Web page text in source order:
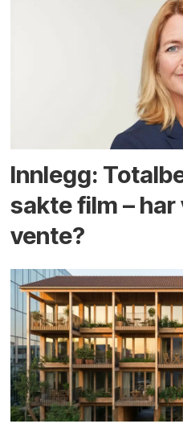
Innlegg:
sakte film – har
vente?